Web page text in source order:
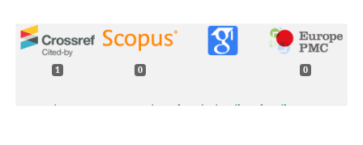
1 0 0
Igor Viana Souza, Francisca de Cássia Silva da Silva,